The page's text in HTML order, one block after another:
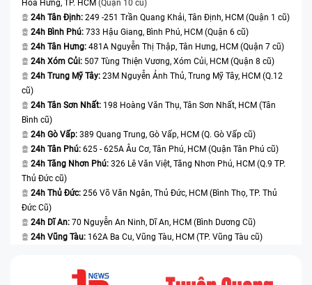
Hòa Hưng, TP. HCM (Quận 10 cũ)
24h Tân Định: 249 -251 Trần Quang Khải, Tân Định, HCM (Quận 1 cũ)
24h Bình Phú: 733 Hậu Giang, Bình Phú, HCM (Quận 6 cũ)
24h Tân Hưng: 481A Nguyễn Thị Thập, Tân Hưng, HCM (Quận 7 cũ)
24h Xóm Củi: 507 Tùng Thiện Vương, Xóm Củi, HCM (Quận 8 cũ)
24h Trung Mỹ Tây: 23M Nguyễn Ảnh Thủ, Trung Mỹ Tây, HCM (Q.12
cũ)
24h Tân Sơn Nhất: 198 Hoàng Văn Thụ, Tân Sơn Nhất, HCM (Tân
Bình cũ)
24h Gò Vấp: 389 Quang Trung, Gò Vấp, HCM (Q. Gò Vấp cũ)
24h Tân Phú: 625 - 625A Âu Cơ, Tân Phú, HCM (Quận Tân Phú cũ)
24h Tăng Nhơn Phú: 326 Lê Văn Việt, Tăng Nhơn Phú, HCM (Q.9 TP.
Thủ Đức cũ)
24h Thủ Đức: 256 Võ Văn Ngân, Thủ Đức, HCM (Bình Thọ, TP. Thủ
Đức Cũ)
24h Dĩ An: 70 Nguyễn An Ninh, Dĩ An, HCM (Bình Dương Cũ)
24h Vũng Tàu: 162A Ba Cu, Vũng Tàu, HCM (TP. Vũng Tàu cũ)